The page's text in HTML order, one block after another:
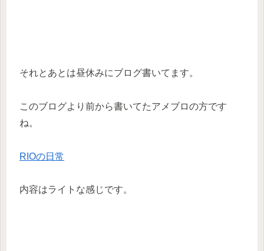
それとあとは昼休みにブログ書いてます。
このブログより前から書いてたアメブロの方です
ね。
RIOの日常
内容はライトな感じです。